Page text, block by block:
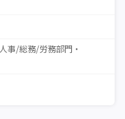
人事/総務/労務部門